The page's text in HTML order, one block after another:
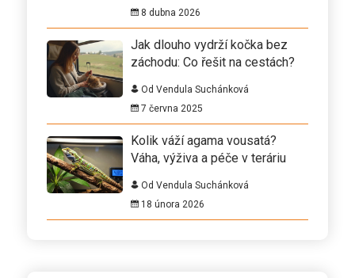
8 dubna 2026
Jak dlouho vydrží kočka bez
záchodu: Co řešit na cestách?
Od Vendula Suchánková
7 června 2025
Kolik váží agama vousatá?
Váha, výživa a péče v teráriu
Od Vendula Suchánková
18 února 2026